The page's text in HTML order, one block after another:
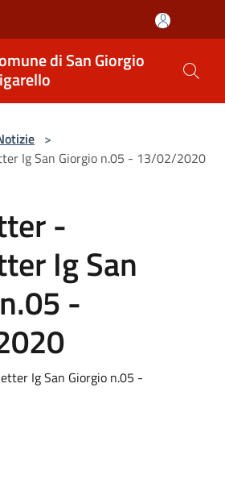
di San Giorgio
>
Ig San Giorgio n.05 - 13/02/2020
-
Ig San
-
Ig San Giorgio n.05 -